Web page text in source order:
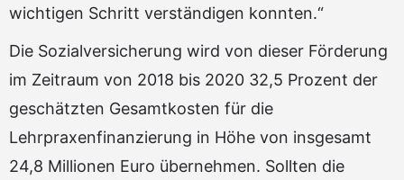
wichtigen Schritt verständigen konnten.“
Die Sozialversicherung wird von dieser Förderung
im Zeitraum von 2018 bis 2020 32,5 Prozent der
geschätzten Gesamtkosten für die
Lehrpraxenfinanzierung in Höhe von insgesamt
24,8 Millionen Euro übernehmen. Sollten die